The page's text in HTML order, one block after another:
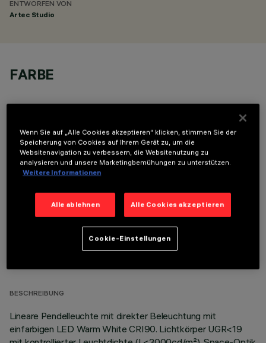
ENTWORFEN VON
Artec Studio
FARBE
OPTIONALE KOMPONENTEN
TECHNISCHE DATEN
BESCHREIBUNG
Lineare Pendelleuchte mit direkter Beleuchtung mit
einfarbigen LED Warm White CRI90. Lichtkörper UGR<19
Wenn Sie auf „Alle Cookies akzeptieren“ klicken, stimmen Sie der
Speicherung von Cookies auf Ihrem Gerät zu, um die
Websitenavigation zu verbessern, die Websitenutzung zu
analysieren und unsere Marketingbemühungen zu unterstützen.
Weitere Informationen
Alle ablehnen Alle Cookies akzeptieren
Cookie-Einstellungen